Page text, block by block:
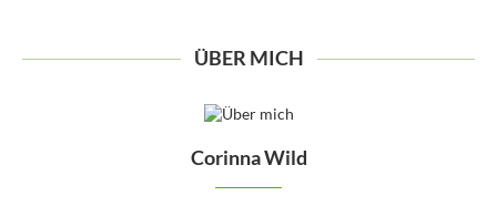
ÜBER MICH
Corinna Wild